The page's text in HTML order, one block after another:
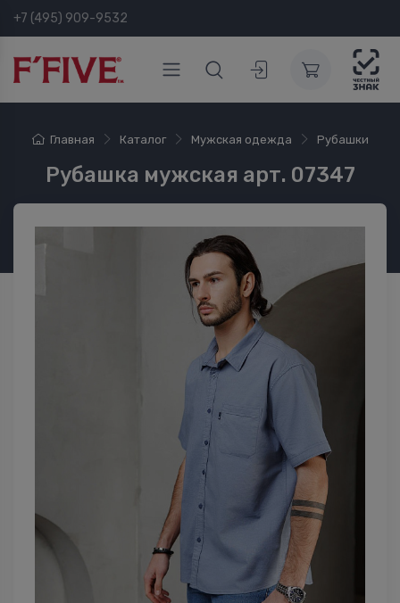
+7 (495) 909-9532
Главная Каталог Мужская одежда Рубашки
Рубашка мужская арт. 07347